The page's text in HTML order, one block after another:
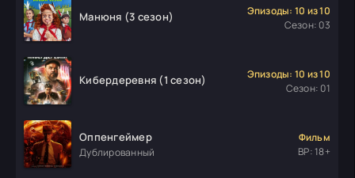
Манюня (3 сезон)
Эпизоды: 10 из 10
Сезон: 03
Кибердеревня (1 сезон)
Эпизоды: 10 из 10
Сезон: 01
Оппенгеймер
Дублированный
Фильм
ВР: 18+